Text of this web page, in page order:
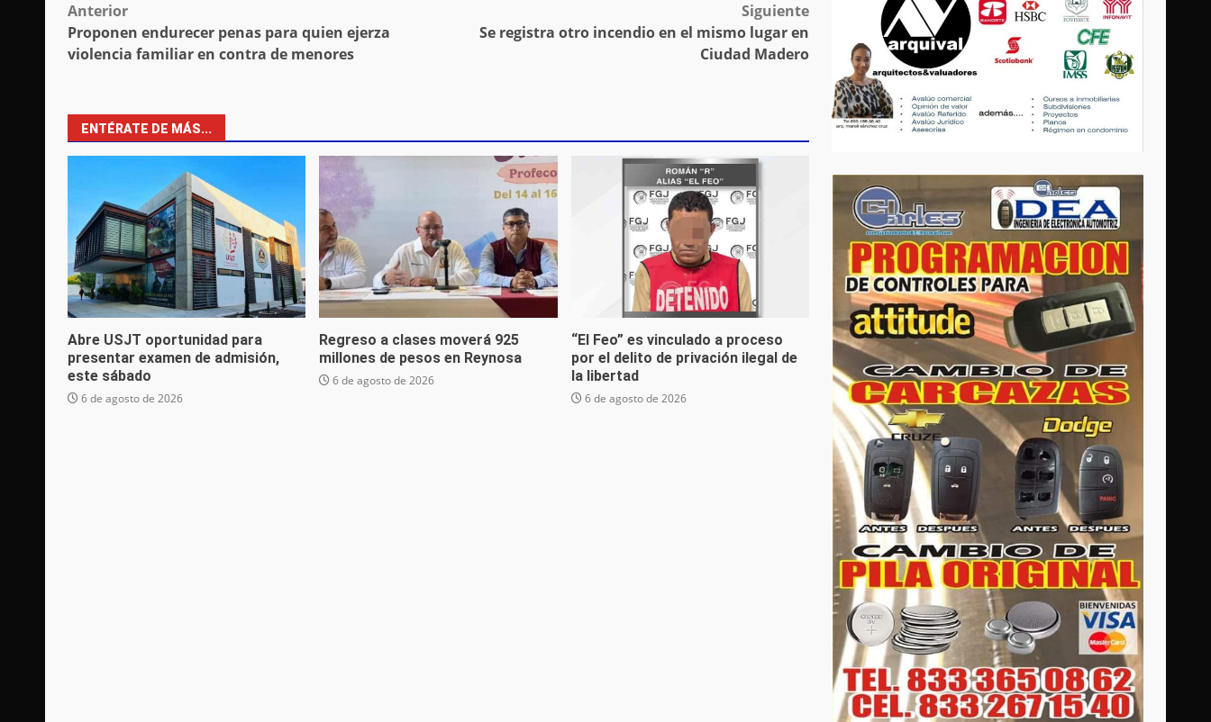
Post
navigation
Anterior
Proponen endurecer penas para quien ejerza
violencia familiar en contra de menores
Siguiente
Se registra otro incendio en el mismo lugar en
Ciudad Madero
ENTÉRATE DE MÁS...
Abre USJT oportunidad para
presentar examen de admisión,
este sábado
6 de agosto de 2026
Regreso a clases moverá 925
millones de pesos en Reynosa
6 de agosto de 2026
“El Feo” es vinculado a proceso
por el delito de privación ilegal de
la libertad
6 de agosto de 2026